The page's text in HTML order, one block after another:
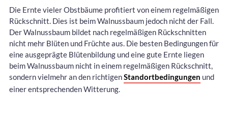
Die Ernte vieler Obstbäume profitiert von einem regelmäßigen
Rückschnitt. Dies ist beim Walnussbaum jedoch nicht der Fall.
Der Walnussbaum bildet nach regelmäßigen Rückschnitten
nicht mehr Blüten und Früchte aus. Die besten Bedingungen für
eine ausgeprägte Blütenbildung und eine gute Ernte liegen
beim Walnussbaum nicht in einem regelmäßigen Rückschnitt,
sondern vielmehr an den richtigenStandortbedingungen und
einer entsprechenden Witterung.